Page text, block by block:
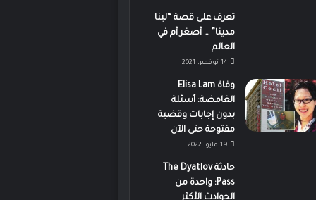
تعرف على قصة “لينا
مدينا” … أصغر أم في
العالم
14 نوفمبر، 2021
وفاة Elisa Lam
الغامضة: أسئلة
بدون إجابات وقضية
مفتوحة حتى الآن
19 مايو، 2022
حادثة The Dyatlov
Pass: واحدة من
الحوادث الأكثر